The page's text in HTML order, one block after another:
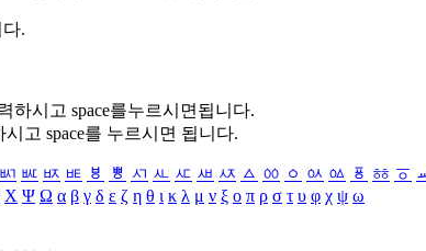
.
하시고 space를누르시면됩니다.
시고 space를 누르시면 됩니다.
ㅴ ㅵ ㅶ ㅷ ㅸ ㅹ ㅺ ㅻ ㅼ ㅽ ㅾ ㅿ ㆀ ㆁ ㆂ ㆃ ㆄ ㆅ ㆆ
Χ Ψ Ω α β γ δ ε ζ η θ ι κ λ μ ν ξ ο π ρ σ τ υ φ χ ψ ω